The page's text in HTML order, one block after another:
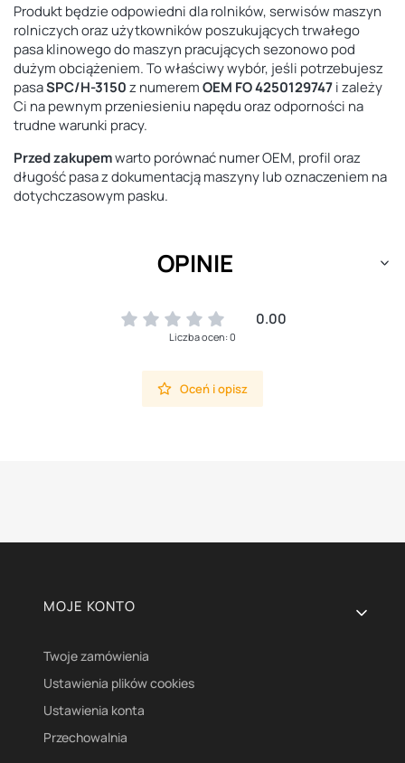
Produkt będzie odpowiedni dla rolników, serwisów maszyn
rolniczych oraz użytkowników poszukujących trwałego
pasa klinowego do maszyn pracujących sezonowo pod
dużym obciążeniem. To właściwy wybór, jeśli potrzebujesz
pasaSPC/H-3150z numeremOEM FO 4250129747i zależy
Ci na pewnym przeniesieniu napędu oraz odporności na
trudne warunki pracy.
Przed zakupemwarto porównać numer OEM, profil oraz
długość pasa z dokumentacją maszyny lub oznaczeniem na
dotychczasowym pasku.
OPINIE
0.00
Liczba ocen: 0
Oceń i opisz
Linki w stopce
MOJE KONTO
Twoje zamówienia
Ustawienia plików cookies
Ustawienia konta
Przechowalnia